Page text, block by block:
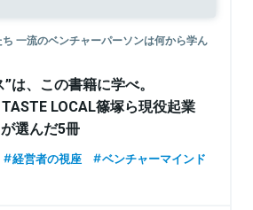
一流のベンチャーパーソンは何から学ん
は、この書籍に学べ。
LOCAL篠塚ら現役起業
選んだ5冊
経営者の視座
ベンチャーマインド